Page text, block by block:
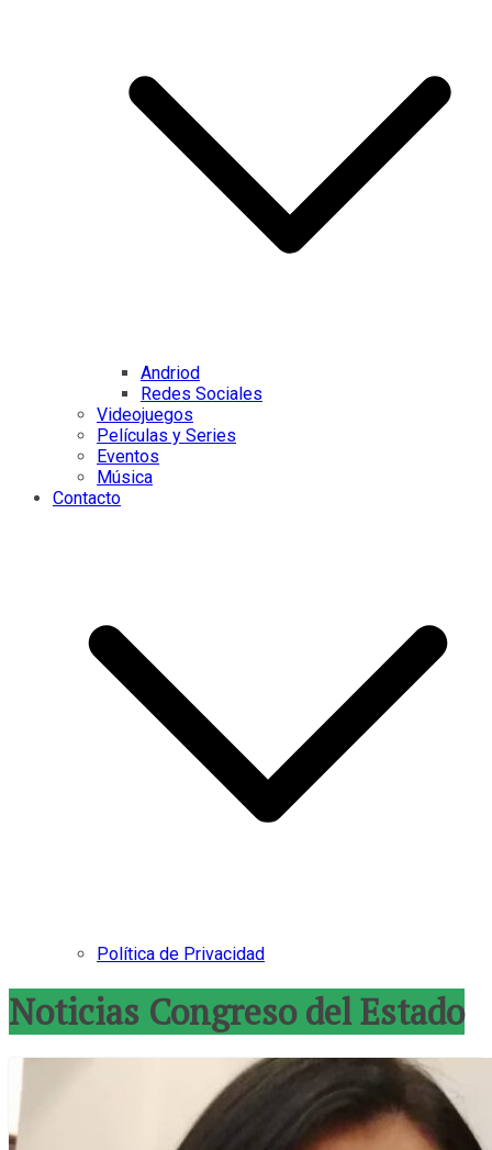
Andriod
Redes Sociales
Videojuegos
Películas y Series
Eventos
Música
Contacto
Política de Privacidad
Noticias Congreso del Estado